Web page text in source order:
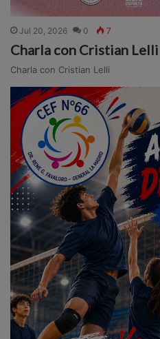
Jul 20, 2026 0 7
Charla con Cristian Lelli
Charla con Cristian Lelli